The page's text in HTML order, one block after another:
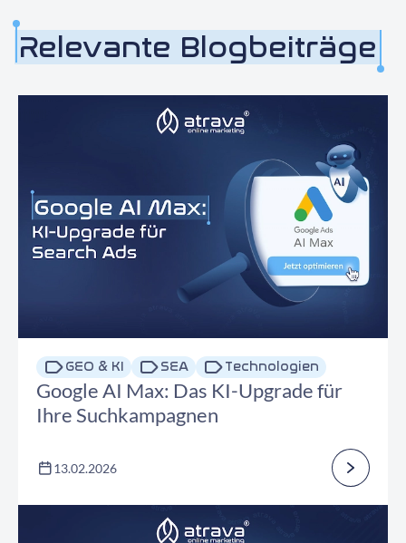
Relevante Blogbeiträge
GEO & KI SEA Technologien
Google AI Max: Das KI-Upgrade für
Ihre Suchkampagnen
13.02.2026